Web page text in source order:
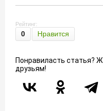
Рейтинг:
0 Нравится
Понравиласть статья?
друзьям!